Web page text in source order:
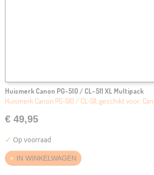
Huismerk Canon PG-510 / CL-511 XL Multipack
Huismerk Canon PG-510 / CL-511, geschikt voor:
€ 49,95
✓ Op voorraad
IN WINKELWAGEN